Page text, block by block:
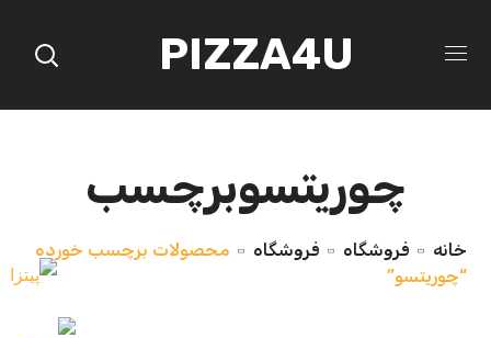
PIZZA4U
چوریتسوبرچسب
خانه فروشگاه فروشگاه
محصولات برچسب خورده
“چوریتسو”